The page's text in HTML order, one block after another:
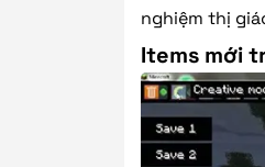
nghiệm thị
Items mới